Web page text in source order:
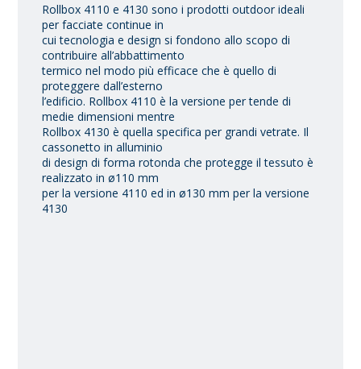
Rollbox 4110 e 4130 sono i prodotti outdoor ideali
per facciate continue in
cui tecnologia e design si fondono allo scopo di
contribuire all’abbattimento
termico nel modo più efficace che è quello di
proteggere dall’esterno
l’edificio. Rollbox 4110 è la versione per tende di
medie dimensioni mentre
Rollbox 4130 è quella specifica per grandi vetrate. Il
cassonetto in alluminio
di design di forma rotonda che protegge il tessuto è
realizzato in ø110 mm
per la versione 4110 ed in ø130 mm per la versione
4130